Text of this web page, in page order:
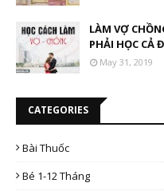
LÀM VỢ
PHẢI HỌC CẢ
May 31, 2019
CATEGORIES
Bài Thuốc
Bé 1-12 Tháng